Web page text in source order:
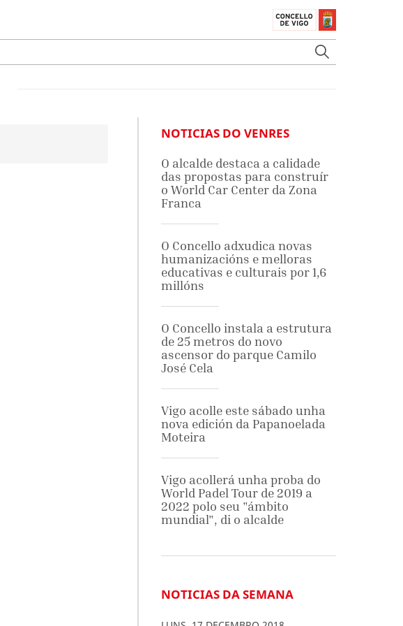
NOTICIAS DO VENRES
O alcalde destaca a calidade
das propostas para construír
o World Car Center da Zona
Franca
O Concello adxudica novas
humanizacións e melloras
educativas e culturais por 1,6
millóns
O Concello instala a estrutura
de 25 metros do novo
ascensor do parque Camilo
José Cela
Vigo acolle este sábado unha
nova edición da Papanoelada
Moteira
Vigo acollerá unha proba do
World Padel Tour de 2019 a
2022 polo seu "ámbito
mundial", di o alcalde
NOTICIAS DA SEMANA